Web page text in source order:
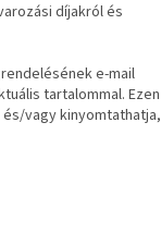
díjakról és
e-mail
tartalommal. Ezen
vagy kinyomtathatja,